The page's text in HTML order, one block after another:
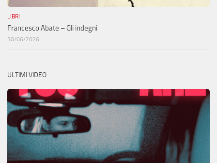
LIBRI
Francesco Abate – Gli indegni
30/06/2026
ULTIMI VIDEO